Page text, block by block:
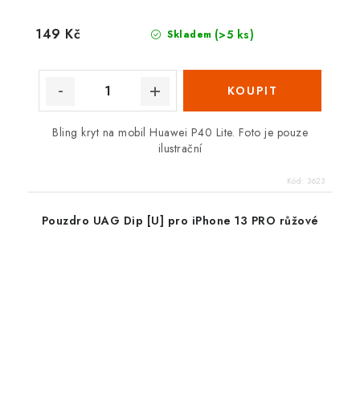
Skladem (>5 ks)
149 Kč
Bling kryt na mobil Huawei P40 Lite. Foto je pouze
ilustrační
Kód: 3623
Pouzdro UAG Dip [U] pro iPhone 13 PRO růžové